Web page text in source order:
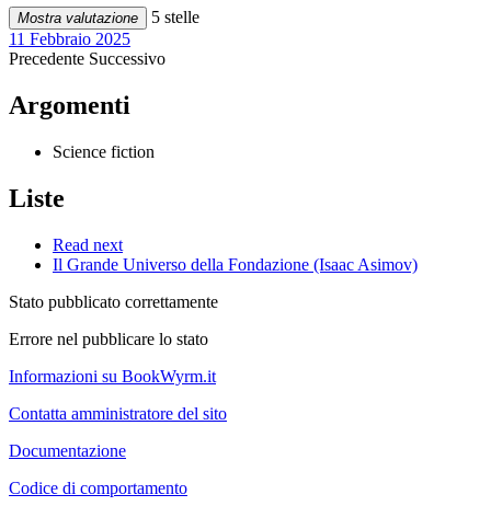
Mostra valutazione
5 stelle
11 Febbraio 2025
Precedente Successivo
Argomenti
Science fiction
Liste
Read next
Il Grande Universo della Fondazione (Isaac Asimov)
Stato pubblicato correttamente
Errore nel pubblicare lo stato
Informazioni su BookWyrm.it
Contatta amministratore del sito
Documentazione
Codice di comportamento